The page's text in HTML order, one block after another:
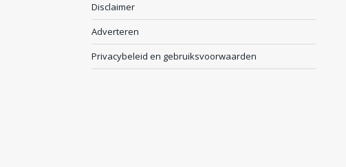
Disclaimer
Adverteren
Privacybeleid en gebruiksvoorwaarden